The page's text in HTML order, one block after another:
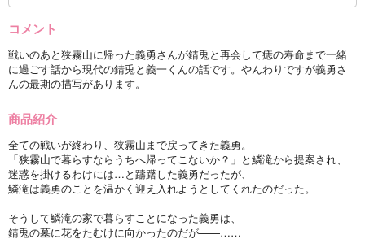
コメント
戦いのあと狭霧山に帰った義勇さんが錆兎と再会して痣の寿命まで一緒
に過ごす話から現代の錆兎と義一くんの話です。やんわりですが義勇さ
んの最期の描写があります。
商品紹介
全ての戦いが終わり、狭霧山まで戻ってきた義勇。
「狭霧山で暮らすならうちへ帰ってこないか？」と鱗滝から提案され、
迷惑を掛けるわけには…と躊躇した義勇だったが、
鱗滝は義勇のことを温かく迎え入れようとしてくれたのだった。
そうして鱗滝の家で暮らすことになった義勇は、
錆兎の墓に花をたむけに向かったのだが——……